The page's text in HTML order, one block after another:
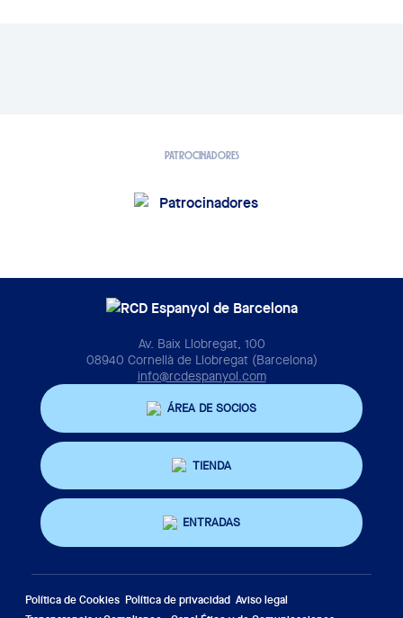
PATROCINADORES
Av. Baix Llobregat, 100
08940 Cornellà de Llobregat (Barcelona)
info@rcdespanyol.com
ÁREA DE SOCIOS
TIENDA
ENTRADAS
Política de Cookies Política de privacidad Aviso legal